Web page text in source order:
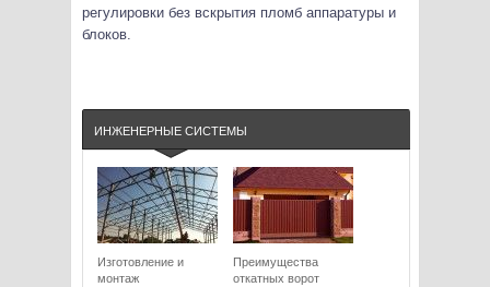
регулировки без вскрытия пломб аппаратуры и
блоков.
ИНЖЕНЕРНЫЕ СИСТЕМЫ
Изготовление и
монтаж
Преимущества
откатных ворот